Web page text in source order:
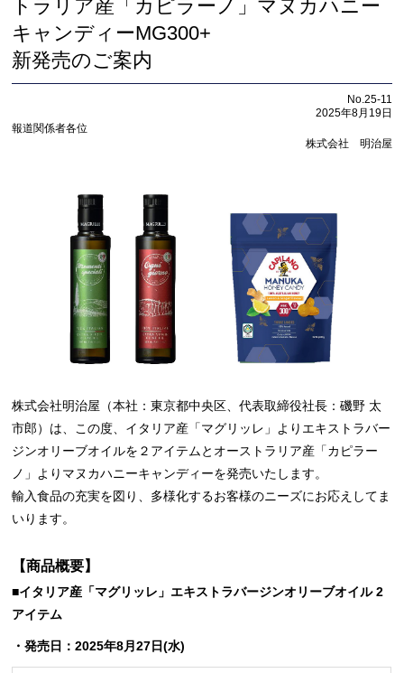
トラリア産「カピラーノ」マヌカハニー
キャンディーMG300+
新発売のご案内
No.25-11
2025年8月19日
報道関係者各位
株式会社 明治屋
株式会社明治屋（本社：東京都中央区、代表取締役社長：磯野 太
市郎）は、この度、イタリア産「マグリッレ」よりエキストラバー
ジンオリーブオイルを２アイテムとオーストラリア産「カピラー
ノ」よりマヌカハニーキャンディーを発売いたします。
輸入食品の充実を図り、多様化するお客様のニーズにお応えしてま
いります。
【商品概要】
■イタリア産「マグリッレ」エキストラバージンオリーブオイル 2
アイテム
・発売日：2025年8月27日(水)